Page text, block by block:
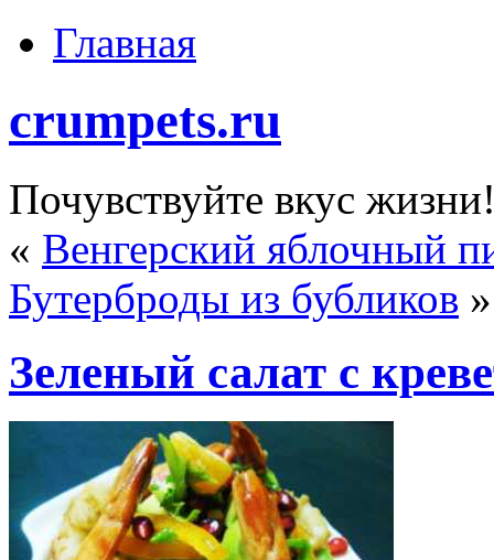
Главная
crumpets.ru
Почувствуйте вкус
« Венгерский яблочный
Бутерброды из бубликов »
Зеленый салат с